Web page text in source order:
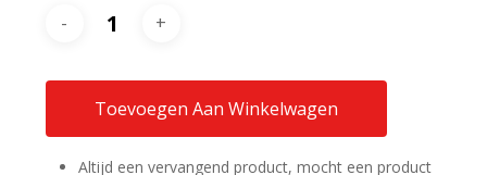
Toevoegen Aan Winkelwagen
Altijd een vervangend product, mocht een product